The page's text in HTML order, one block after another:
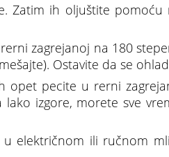
Zatim ih oljuštite pomoću
zagrejanoj na 180
Ostavite da se
opet pecite u rerni
izgore, morete sve
električnom ili ručnom